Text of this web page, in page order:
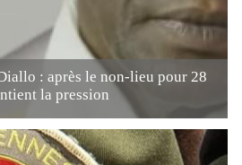
: après le non-lieu pour 28
la pression